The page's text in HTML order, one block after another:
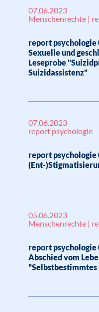
07.06.2023
Menschenrechte |
report psychologie
Sexuelle und
Leseprobe
Suizidassistenz"
07.06.2023
report psychologie
report psychologie
(Ent-
05.06.2023
Menschenrechte |
report psychologie
Abschied vom
"Selbstbestimmtes